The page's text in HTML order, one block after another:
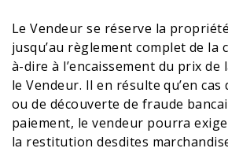
Le Vendeur se réserve la
jusqu’au règlement complet de la
à-dire à l’encaissement du prix de
le Vendeur. Il en résulte qu’en
ou de découverte de fraude
paiement, le vendeur pourra
la restitution desdites